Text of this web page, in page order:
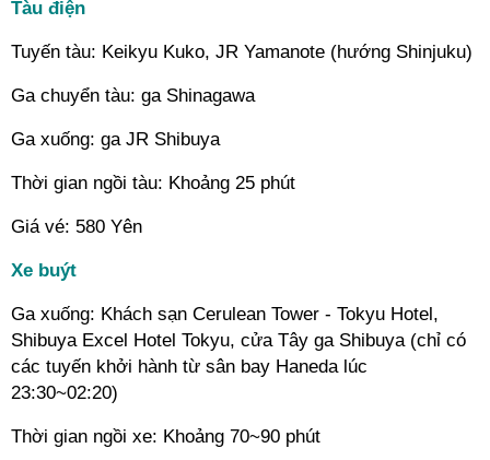
Tàu điện
Tuyến tàu: Keikyu Kuko, JR Yamanote (hướng Shinjuku)
Ga chuyển tàu: ga Shinagawa
Ga xuống: ga JR Shibuya
Thời gian ngồi tàu: Khoảng 25 phút
Giá vé: 580 Yên
Xe buýt
Ga xuống: Khách sạn Cerulean Tower - Tokyu Hotel,
Shibuya Excel Hotel Tokyu, cửa Tây ga Shibuya (chỉ có
các tuyến khởi hành từ sân bay Haneda lúc
23:30~02:20)
Thời gian ngồi xe: Khoảng 70~90 phút